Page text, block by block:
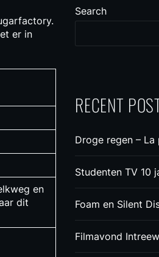
er in
en
dit
Search
RECENT
Droge regen – La
Studenten TV 10
Foam en Silent
Filmavond